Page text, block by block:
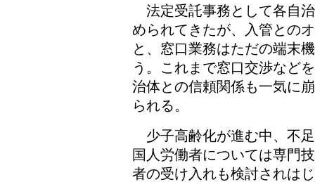
法定受託事務として各自
められてきたが、入管との
と、窓口業務はただの端末
う。これまで窓口交渉など
治体との信頼関係も一気に
られる。
少子高齢化が進む中、不
国人労働者については専門
者の受け入れも検討されは